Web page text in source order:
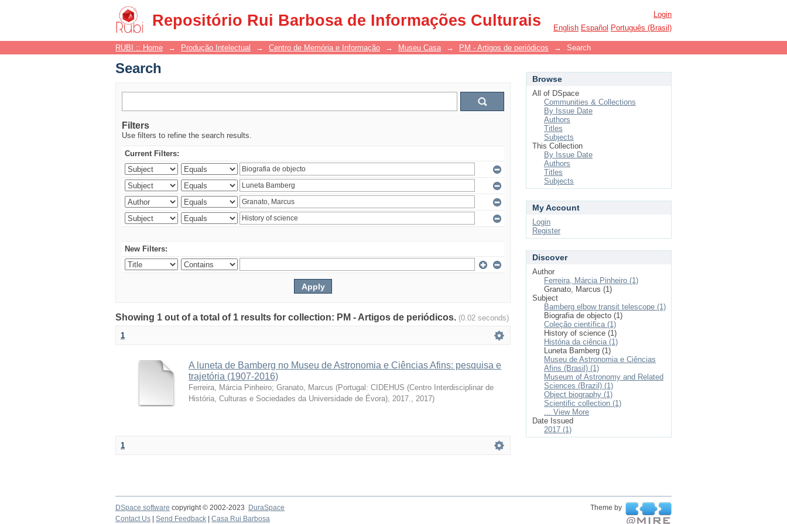
Repositório Rui Barbosa de Informações Culturais
Search
Login
English Español Português (Brasil)
RUBI :: Home → Produção Intelectual → Centro de Memória e Informação → Museu Casa → PM - Artigos de periódicos → Search
Search
Filters
Use filters to refine the search results.
Current Filters:
New Filters:
Showing 1 out of a total of 1 results for collection: PM - Artigos de periódicos. (0.02 seconds)
1
A luneta de Bamberg no Museu de Astronomia e Ciências Afins: pesquisa e
trajetória (1907-2016)
Ferreira, Márcia Pinheiro; Granato, Marcus (Portugal: CIDEHUS (Centro Interdisciplinar de
História, Culturas e Sociedades da Universidade de Évora), 2017., 2017)
1
Browse
All of DSpace
Communities & Collections
By Issue Date
Authors
Titles
Subjects
This Collection
By Issue Date
Authors
Titles
Subjects
My Account
Login
Register
Discover
Author
Ferreira, Márcia Pinheiro (1)
Granato, Marcus (1)
Subject
Bamberg elbow transit telescope (1)
Biografia de objecto (1)
Coleção científica (1)
History of science (1)
História da ciência (1)
Luneta Bamberg (1)
Museu de Astronomia e Ciências
Afins (Brasil) (1)
Museum of Astronomy and Related
Sciences (Brazil) (1)
Object biography (1)
Scientific collection (1)
... View More
Date Issued
2017 (1)
DSpace software copyright © 2002-2023 DuraSpace
Theme by
Contact Us
Send Feedback Casa Rui Barbosa